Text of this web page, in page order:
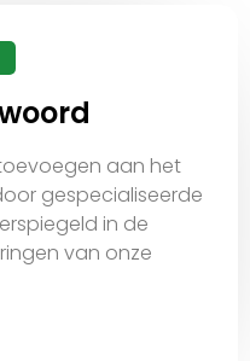
aan het
gespecialiseerde
in de
van onze